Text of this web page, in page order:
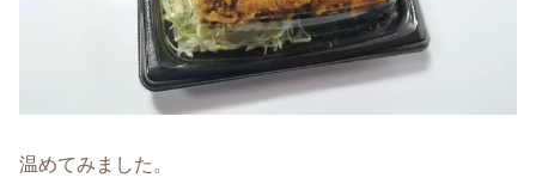
温めてみました。